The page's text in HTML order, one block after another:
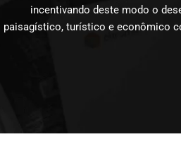
incentivando deste modo o
paisagístico, turístico e econômico